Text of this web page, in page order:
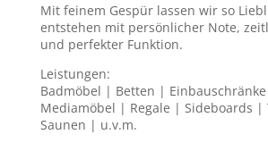
Mit feinem Gespür lassen wir so
entstehen mit persönlicher Note,
und perfekter Funktion.
Leistungen:
Badmöbel | Betten |
Mediamöbel | Regale | Sideboards |
Saunen | u.v.m.